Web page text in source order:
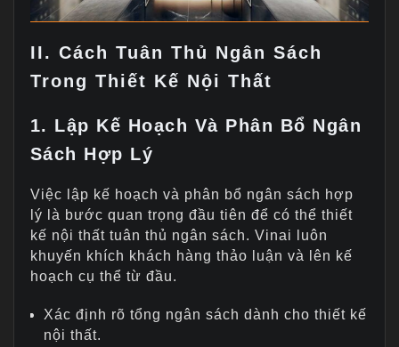
II. Cách Tuân Thủ Ngân Sách
Trong Thiết Kế Nội Thất
1. Lập Kế Hoạch Và Phân Bổ Ngân
Sách Hợp Lý
Việc lập kế hoạch và phân bổ ngân sách hợp
lý là bước quan trọng đầu tiên để có thể thiết
kế nội thất tuân thủ ngân sách. Vinai luôn
khuyến khích khách hàng thảo luận và lên kế
hoạch cụ thể từ đầu.
Xác định rõ tổng ngân sách dành cho thiết kế
nội thất.